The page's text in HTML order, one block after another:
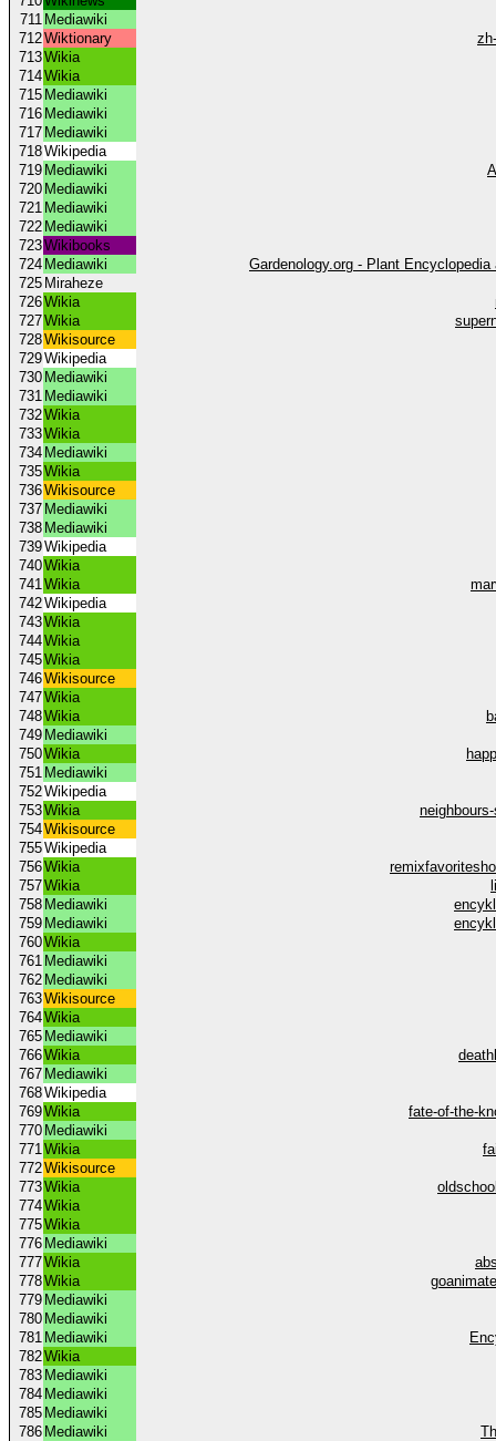
711 Mediawiki
712Wiktionary
713Wikia
714Wikia
715 Mediawiki
716 Mediawiki
717 Mediawiki
718Wikipedia
719 Mediawiki
720 Mediawiki
721 Mediawiki
722 Mediawiki
723Wikibooks
724 Mediawiki
Gardenology.org - Plant Encyclopedia
725 Miraheze
726Wikia
727Wikia
728Wikisource
729Wikipedia
730 Mediawiki
731 Mediawiki
732Wikia
733Wikia
734 Mediawiki
735Wikia
736Wikisource
737 Mediawiki
738 Mediawiki
739Wikipedia
740Wikia
741Wikia
742Wikipedia
743Wikia
744Wikia
745Wikia
746Wikisource
747Wikia
748Wikia
749 Mediawiki
750Wikia
751 Mediawiki
752Wikipedia
753Wikia
754Wikisource
755Wikipedia
756Wikia
757Wikia
758 Mediawiki
759 Mediawiki
760Wikia
761 Mediawiki
762 Mediawiki
763Wikisource
764Wikia
765 Mediawiki
766Wikia
767 Mediawiki
768Wikipedia
769Wikia
fate-of-the-
770 Mediawiki
771Wikia
772Wikisource
773Wikia
774Wikia
775Wikia
776 Mediawiki
777Wikia
778Wikia
779 Mediawiki
780 Mediawiki
781 Mediawiki
782Wikia
783 Mediawiki
784 Mediawiki
785 Mediawiki
786 Mediawiki